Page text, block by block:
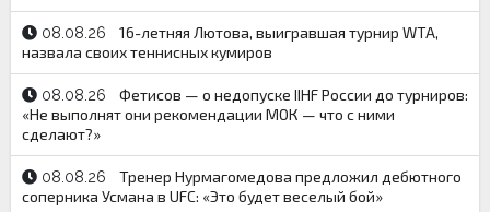
08.08.26
16-летняя Лютова, выигравшая турнир WTA,
назвала своих теннисных кумиров
08.08.26
Фетисов — о недопуске IIHF России до турниров:
«Не выполнят они рекомендации МОК — что с ними
сделают?»
08.08.26
Тренер Нурмагомедова предложил дебютного
соперника Усмана в UFC: «Это будет веселый бой»